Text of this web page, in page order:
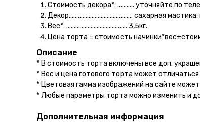
Стоимость декора*: ........... уточняйте по
Декор.......................................... сахарная
Вес*: ........................................ 3,5кг.
Цена торта = стоимость
Описание
* В стоимость торта включены все доп.
* Вес и цена готового торта может отличаться
* Цветовая гамма изображений на сайте
* Любые параметры торта можно изменить и
Дополнительная информация